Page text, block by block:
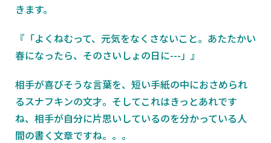
きます。
『「よくねむって、元気をなくさないこと。あたたかい
春になったら、そのさいしょの日に---」』
相手が喜びそうな言葉を、短い手紙の中におさめられ
るスナフキンの文才。そしてこれはきっとあれです
ね、相手が自分に片思いしているのを分かっている人
間の書く文章ですね。。。